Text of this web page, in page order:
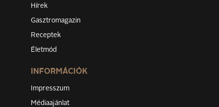
Hírek
Gasztromagazin
Receptek
Életmód
INFORMÁCIÓK
Impresszum
Médiaajánlat